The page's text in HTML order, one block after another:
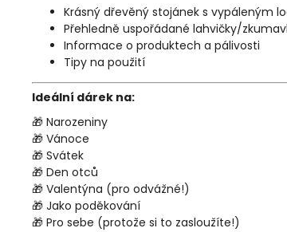
Krásný dřevěný stojánek s vypáleným
Přehledně uspořádané lahvičky/
Informace o produktech a pálivosti
Tipy na použití
Ideální dárek na:
🎁 Narozeniny
🎁 Vánoce
🎁 Svátek
🎁 Den otců
🎁 Valentýna (pro odvážné!)
🎁 Jako poděkování
🎁 Pro sebe (protože si to zasloužíte!)